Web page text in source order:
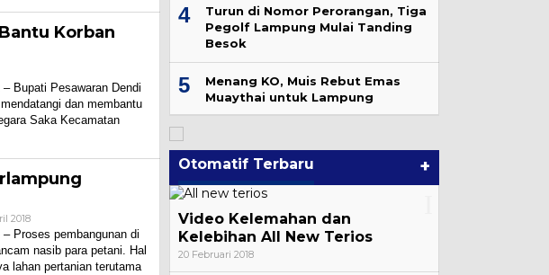
DPR RI Sebut Presiden
Prabowo Dukung
Penertiban Angkutan
ODOL
Lampung
Korban
Bupati Pesawaran Dendi
dan membantu
Saka Kecamatan
2018Oleh
Harian
Pilar
Proses pembangunan di
nasib para petani. Hal
lahan pertanian terutama
4
Turun di Nomor Perorangan, Tiga
Pegolf Lampung Mulai Tanding
Besok
5
Menang KO, Muis Rebut Emas
Muaythai untuk Lampung
Otomatif Terbaru +
Video Kelemahan dan
Kelebihan All New Terios
20 Februari 2018